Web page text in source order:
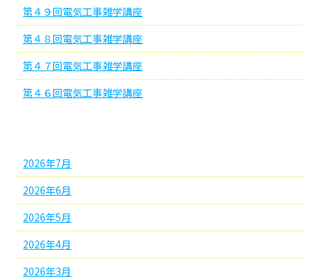
第４９回電気工事雑学講座
第４８回電気工事雑学講座
第４７回電気工事雑学講座
第４６回電気工事雑学講座
2026年7月
2026年6月
2026年5月
2026年4月
2026年3月